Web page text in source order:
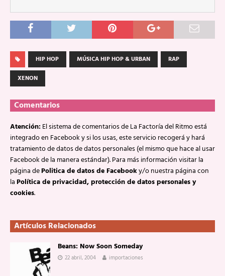
HIP HOP MÚSICA HIP HOP & URBAN
RAP
XENON
Comentarios
Atención:El sistema de comentarios de La Factoría del Ritmo está
integrado en Facebook y si los usas, este servicio recogerá y hará
tratamiento de datos de datos personales (el mismo que hace al usar
Facebook de la manera estándar). Para más información visitar la
página dePolitica de datos de Facebooky/o nuestra página con
laPolítica de privacidad, protección de datos personales y
cookies.
Artículos Relacionados
Beans: Now Soon Someday
22 abril, 2004 importaciones